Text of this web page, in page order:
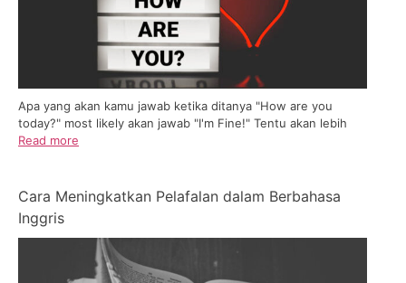
Apa yang akan kamu jawab ketika ditanya "How are you
today?" most likely akan jawab "I'm Fine!" Tentu akan lebih
Read more
Cara Meningkatkan Pelafalan dalam Berbahasa
Inggris